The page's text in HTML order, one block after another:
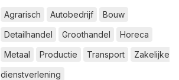
Agrarisch Autobedrijf
Bouw
Detailhandel
Groothandel
Horeca
Metaal
Productie Transport
Zakelijke
dienstverlening